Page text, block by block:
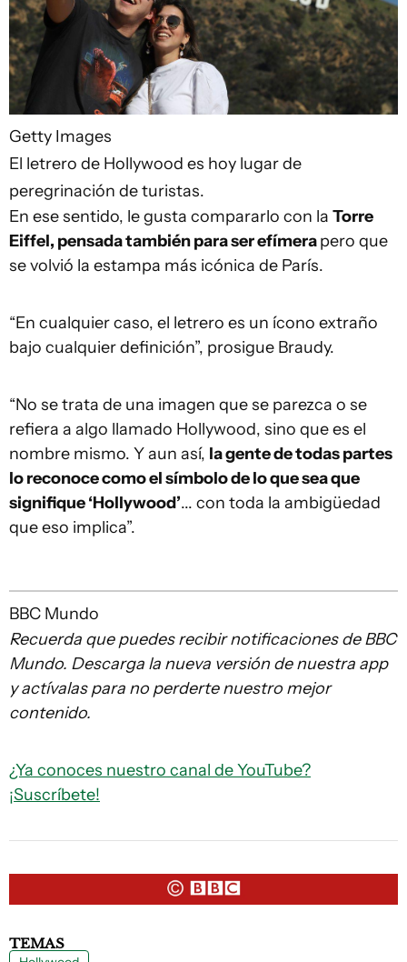
Getty Images
El letrero de Hollywood es hoy lugar de
peregrinación de turistas.
En ese sentido, le gusta compararlo con la Torre
Eiffel, pensada también para ser efímerapero que
se volvió la estampa más icónica de París.
“En cualquier caso, el letrero es un ícono extraño
bajo cualquier definición”, prosigue Braudy.
“No se trata de una imagen que se parezca o se
refiera a algo llamado Hollywood, sino que es el
nombre mismo. Y aun así, la gente de todas partes
lo reconoce como el símbolo de lo que sea que
signifique ‘Hollywood’... con toda la ambigüedad
que eso implica”.
BBC Mundo
Recuerda que puedes recibir notificaciones de BBC
Mundo. Descarga la nueva versión de nuestra app
y actívalas para no perderte nuestro mejor
contenido.
¿Ya conoces nuestro canal de YouTube?
¡Suscríbete!
TEMAS